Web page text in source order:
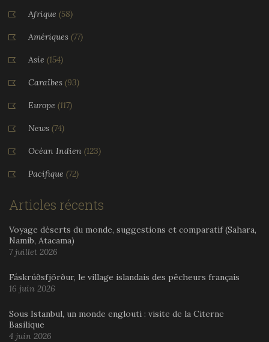
Afrique (58)
Amériques (77)
Asie (154)
Caraïbes (93)
Europe (117)
News (74)
Océan Indien (123)
Pacifique (72)
Articles récents
Voyage déserts du monde, suggestions et comparatif (Sahara,
Namib, Atacama)
7 juillet 2026
Fáskrúðsfjörður, le village islandais des pêcheurs français
16 juin 2026
Sous Istanbul, un monde englouti : visite de la Citerne
Basilique
4 juin 2026